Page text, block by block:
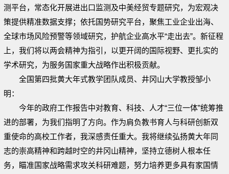
测平台，常态化开展进出口监测及中美经贸专题研究，为宏观决
策提供精准数据支撑；依托国势研究平台，聚焦工业企业出海、
全球市场风险预警等领域研究，护航企业高水平“走出去”。新征程
上，我们将以两会精神为指引，以更开阔的国际视野、更扎实的
学术研究，为服务国家重大战略作出积极贡献。
全国第四批黄大年式教学团队成员、井冈山大学教授邹小
明：
今年的政府工作报告中对教育、科技、人才“三位一体”统筹推
进的部署，为我们指明了方向。作为肩负教书育人与科研创新双
重使命的高校工作者，我深感责任重大。我将继续弘扬黄大年同
志的崇高精神和跨越时空的井冈山精神，坚持立德树人根本任
务，瞄准国家战略需求攻关科研难题，努力培养更多具有家国情